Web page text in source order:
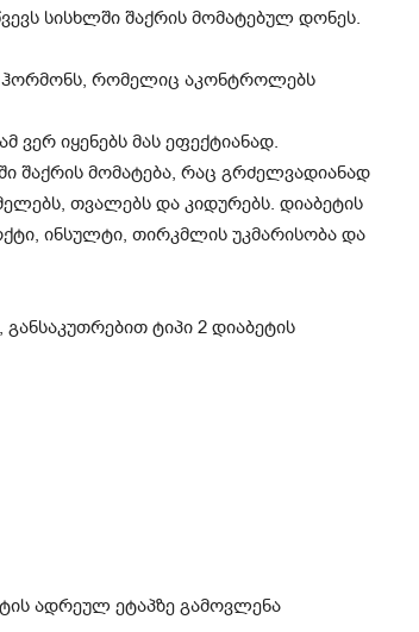
სისხლში შაქრის მომატებულ დონეს.
ჰორმონს, რომელიც აკონტროლებს
ვერ იყენებს მას ეფექტიანად.
შაქრის მომატება, რაც გრძელვადიანად
თვალებს და კიდურებს. დიაბეტის
ინსულტი, თირკმლის უკმარისობა და
ტიპი 2 დიაბეტის
ადრეულ ეტაპზე გამოვლენა